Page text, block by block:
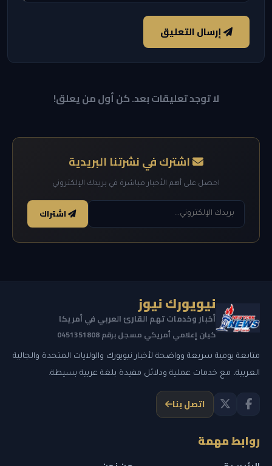
إرسال التعليق
لا توجد تعليقات بعد. كن أول من يعلق!
اشترك في نشرتنا البريدية
احصل على أهم الأخبار مباشرة في بريدك الإلكتروني
اشتراك
نيويورك نيوز
أخبار وخدمات تهم القارئ العربي في أمريكا
كيان إعلامي أمريكي مسجل برقم 0451351808
متابعة يومية سريعة وواضحة لأخبار نيويورك والولايات المتحدة والجالية
العربية، مع خدمات عملية ودلائل مفيدة بلغة عربية بسيطة.
اتصل بنا
روابط مهمة